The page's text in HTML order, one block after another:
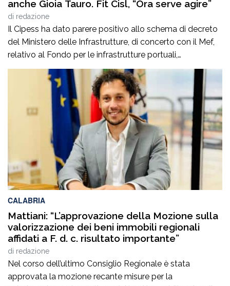
anche Gioia Tauro. Fit Cisl, “Ora serve agire”
di redazione
Il Cipess ha dato parere positivo allo schema di decreto
del Ministero delle Infrastrutture, di concerto con il Mef,
relativo al Fondo per le infrastrutture portuali,
sbloccando 358 milioni di euro per 14 opere
infrastrutturali nei porti di rilevanza nazionale. Tra questi,
come annunciato dal sottosegretario con delega al
Cipess Alessandro Morelli, figurano Piombino, Gioia […]
CALABRIA
Mattiani: “L’approvazione della Mozione sulla
valorizzazione dei beni immobili regionali
affidati a F. d. c. risultato importante”
di redazione
Nel corso dell’ultimo Consiglio Regionale è stata
approvata la mozione recante misure per la